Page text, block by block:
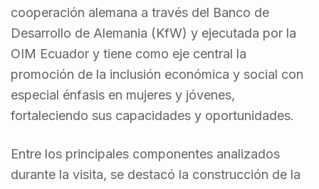
cooperación alemana a través del Banco de
Desarrollo de Alemania (KfW) y ejecutada por la
OIM Ecuador y tiene como eje central la
promoción de la inclusión económica y social con
especial énfasis en mujeres y jóvenes,
fortaleciendo sus capacidades y oportunidades.
Entre los principales componentes analizados
durante la visita, se destacó la construcción de la